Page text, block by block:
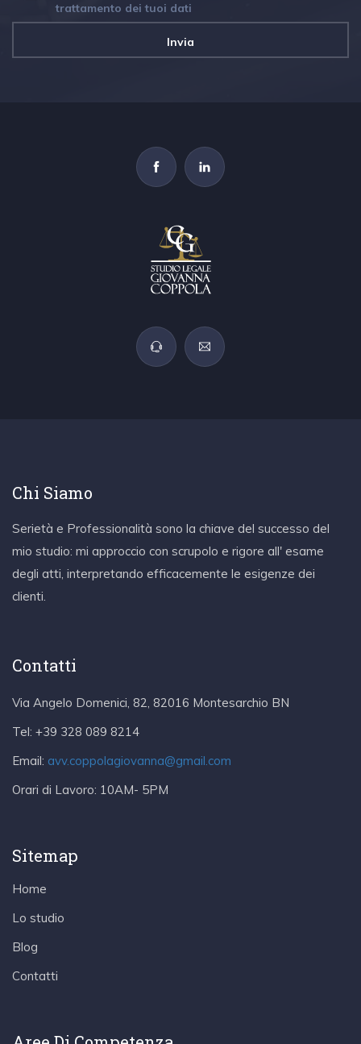
trattamento dei tuoi dati
Chi Siamo
Serietà e Professionalità sono la chiave del successo del
mio studio: mi approccio con scrupolo e rigore all' esame
degli atti, interpretando efficacemente le esigenze dei
clienti.
Contatti
Via Angelo Domenici, 82, 82016 Montesarchio BN
Tel: +39 328 089 8214
Email: avv.coppolagiovanna@gmail.com
Orari di Lavoro: 10AM- 5PM
Sitemap
Home
Lo studio
Blog
Contatti